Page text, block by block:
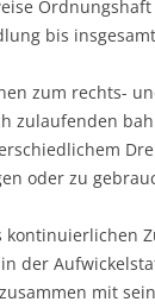
bis
zum rechts-
zulaufenden
oder zu
der
mit